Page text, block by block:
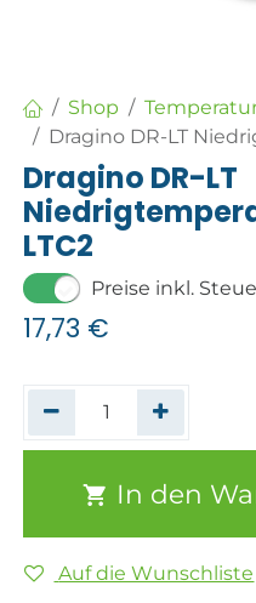
Shop
Dragino DR-LT
Dragino DR-LT
LTC2
Preise inkl.
17,73 €
In den
Auf die Wunschliste